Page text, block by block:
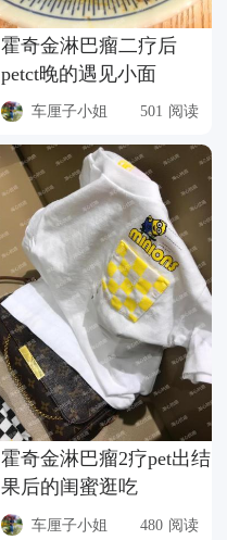
霍奇金淋巴瘤二疗后
petct晚的遇见小面
车厘子小姐 501 阅读
霍奇金淋巴瘤2疗pet出结
果后的闺蜜逛吃
车厘子小姐 480 阅读